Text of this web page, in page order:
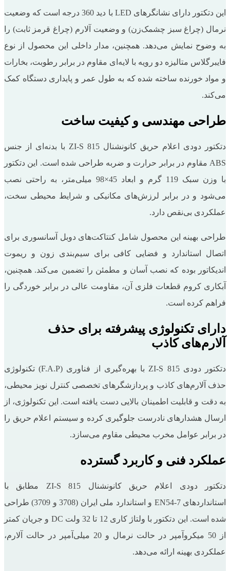
این دتکتور دارای نشانگرهای LED با دید 360 درجه است که وضعیت
نرمال (چراغ سبز چشمک‌زن) و وضعیت آلارم (چراغ قرمز ثابت) را
به وضوح نمایش می‌دهد. همچنین، مدار داخلی این محصول از نوع
فایبرگلاس متالیزه دو رویه با لایه‌ای مقاوم در برابر رطوبت، بخارات
و مواد خورنده ساخته شده که به طول عمر و پایداری دستگاه کمک
می‌کند.
طراحی مهندسی و کیفیت ساخت
دتکتور دودی اعلام حریق کانونشنال ZI-S 815 با بدنه‌ای از جنس
ABS مقاوم در برابر حرارت و ضربه طراحی شده است. این دتکتور
با وزن سبک 119 گرم و ابعاد 45×98 میلی‌متر، به راحتی نصب
می‌شود و در برابر لرزش‌های مکانیکی و شرایط محیطی سخت،
عملکردی بی‌نقص دارد.
طراحی بهینه این محصول شامل کنتاکت‌های دوبل آسانسوری برای
اتصال استاندارد و فضایی کافی برای سیم‌بندی زون و ریموت
اندیکاتور بوده که نصب آسان و مطمئن را تضمین می‌کند. همچنین،
آبکاری کروم قطعات فلزی آن، مقاومت عالی در برابر خوردگی را
فراهم کرده است.
دارای تکنولوژی پیشرفته برای حذف
آلارم‌های کاذب
دتکتور دودی ZI-S 815 با بهره‌گیری از فناوری (F.A.P) تکنولوژی
حذف آلارم‌های کاذب و پردازشگرهای تخصصی کنترل نویز محیطی،
به دقت و قابلیت اطمینان بالایی دست یافته است. این تکنولوژی، از
ارسال هشدارهای نادرست جلوگیری کرده و سیستم اعلام حریق را
در برابر عوامل مخرب محیطی مقاوم می‌سازد.
عملکرد فنی و کاربرد گسترده
دتکتور دودی اعلام حریق کانونشنال ZI-S 815 مطابق با
استانداردهای EN54-7 و استاندارد ملی ایران (3708 و 3709) طراحی
شده است. این دتکتور با ولتاژ کاری 12 تا 32 ولت DC و جریان کمتر
از 50 میکروآمپر در حالت نرمال و 20 میلی‌آمپر در حالت آلارم،
عملکردی بهینه ارائه می‌دهد.